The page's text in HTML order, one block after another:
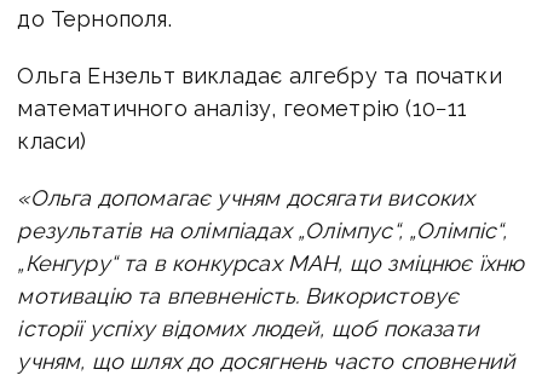
до Тернополя.
Ольга Ензельт викладає алгебру та початки
математичного аналізу, геометрію (10−11
класи)
«Ольга допомагає учням досягати високих
результатів на олімпіадах „Олімпус“, „Олімпіс“,
„Кенгуру“ та в конкурсах МАН, що зміцнює їхню
мотивацію та впевненість. Використовує
історії успіху відомих людей, щоб показати
учням, що шлях до досягнень часто сповнений